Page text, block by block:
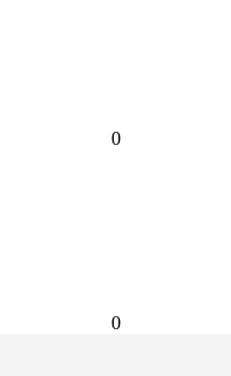
0
0